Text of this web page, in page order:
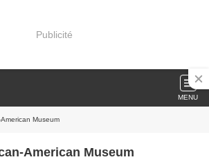
Publicité
MENU
Museum
American Museum